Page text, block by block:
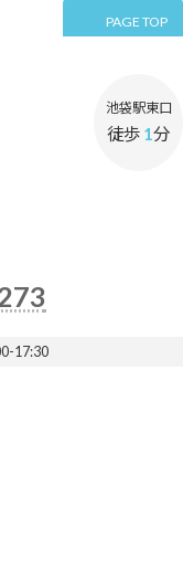
PAGE TOP
池袋駅東口
徒歩 1分
17:30